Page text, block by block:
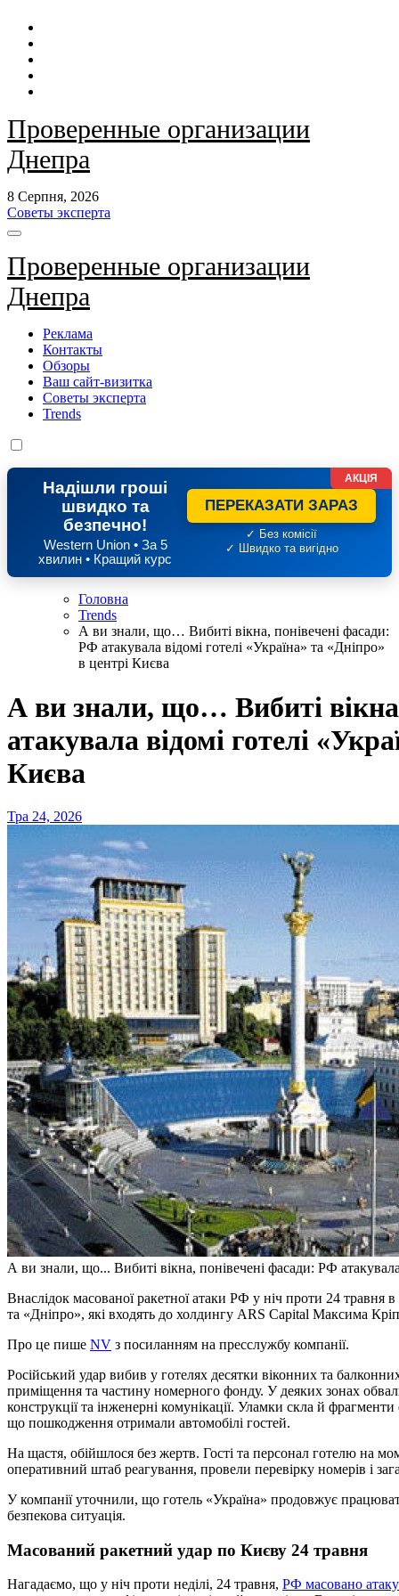
Перейти
контенту
Проверенные организации
Днепра
8 Серпня, 2026
Советы эксперта
Проверенные организации
Днепра
Реклама
Контакты
Обзоры
Ваш сайт-визитка
Советы эксперта
Trends
Надішли гроші
швидко та
безпечно!
Western Union • За 5
хвилин • Кращий курс
ПЕРЕКАЗАТИ ЗАРАЗ
✓ Без комісії
✓ Швидко та вигідно
АКЦІЯ
Головна
Trends
А ви знали, що… Вибиті вікна, понівечені фасади:
РФ атакувала відомі готелі «Україна» та «Дніпро»
в центрі Києва
А ви знали, що… Вибиті
атакувала відомі готелі
Києва
Тра 24, 2026
А ви знали, що... Вибиті вікна, понівечені фасади: РФ
Внаслідок масованої ракетної атаки РФ у ніч проти 24 травня
та «Дніпро», які входять до холдингу ARS Capital Максима
Про це пише NV з посиланням на пресслужбу компанії.
Російський удар вибив у готелях десятки віконних та
приміщення та частину номерного фонду. У деяких зонах
конструкції та інженерні комунікації. Уламки скла й
що пошкодження отримали автомобілі гостей.
На щастя, обійшлося без жертв. Гості та персонал готелю на
оперативний штаб реагування, провели перевірку номерів і
У компанії уточнили, що готель «Україна» продовжує
безпекова ситуація.
Масований ракетний удар по Києву 24 травня
Нагадаємо, що у ніч проти неділі, 24 травня, РФ масовано